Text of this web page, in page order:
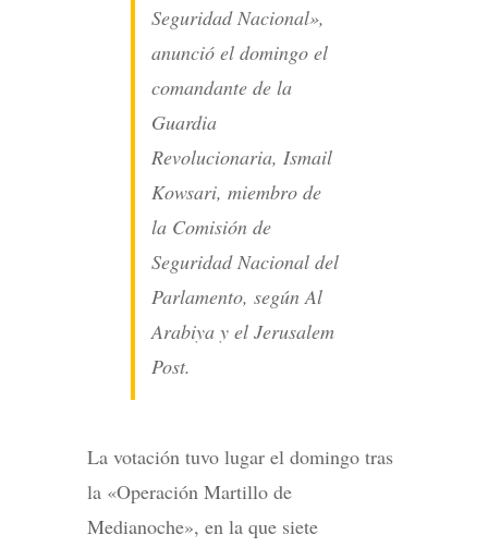
Seguridad Nacional»,
anunció el domingo el
comandante de la
Guardia
Revolucionaria, Ismail
Kowsari, miembro de
la Comisión de
Seguridad Nacional del
Parlamento, según Al
Arabiya y el Jerusalem
Post.
La votación tuvo lugar el domingo tras
la «Operación Martillo de
Medianoche», en la que siete